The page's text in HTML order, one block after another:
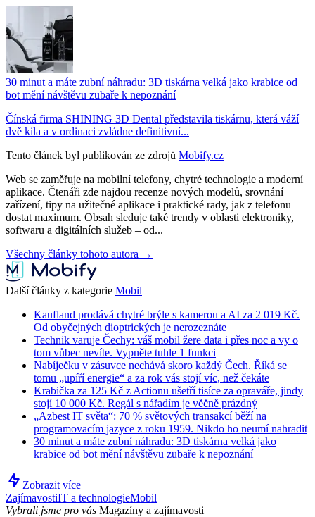
30 minut a máte zubní náhradu: 3D tiskárna velká jako krabice od
bot mění návštěvu zubaře k nepoznání
Čínská firma SHINING 3D Dental představila tiskárnu, která váží
dvě kila a v ordinaci zvládne definitivní...
Tento článek byl publikován ze zdrojů Mobify.cz
Web se zaměřuje na mobilní telefony, chytré technologie a moderní
aplikace. Čtenáři zde najdou recenze nových modelů, srovnání
zařízení, tipy na užitečné aplikace i praktické rady, jak z telefonu
dostat maximum. Obsah sleduje také trendy v oblasti elektroniky,
softwaru a digitálních služeb – od...
Všechny články tohoto autora →
Další články z kategorie Mobil
Kaufland prodává chytré brýle s kamerou a AI za 2 019 Kč.
Od obyčejných dioptrických je nerozeznáte
Technik varuje Čechy: váš mobil žere data i přes noc a vy o
tom vůbec nevíte. Vypněte tuhle 1 funkci
Nabíječku v zásuvce nechává skoro každý Čech. Říká se
tomu „upíří energie“ a za rok vás stojí víc, než čekáte
Krabička za 125 Kč z Actionu ušetří tisíce za opraváře, jindy
stojí 10 000 Kč. Regál s nářadím je věčně prázdný
„Azbest IT světa“: 70 % světových transakcí běží na
programovacím jazyce z roku 1959. Nikdo ho neumí nahradit
30 minut a máte zubní náhradu: 3D tiskárna velká jako
krabice od bot mění návštěvu zubaře k nepoznání
Zobrazit více
ZajímavostiIT a technologieMobil
Vybrali jsme pro vás Magazíny a zajímavosti